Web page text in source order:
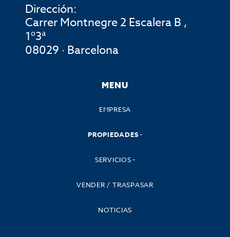
Dirección:
Carrer Montnegre 2 Escalera B ,
1º3ª
08029 · Barcelona
MENU
EMPRESA
PROPIEDADES
SERVICIOS
VENDER / TRASPASAR
NOTICIAS